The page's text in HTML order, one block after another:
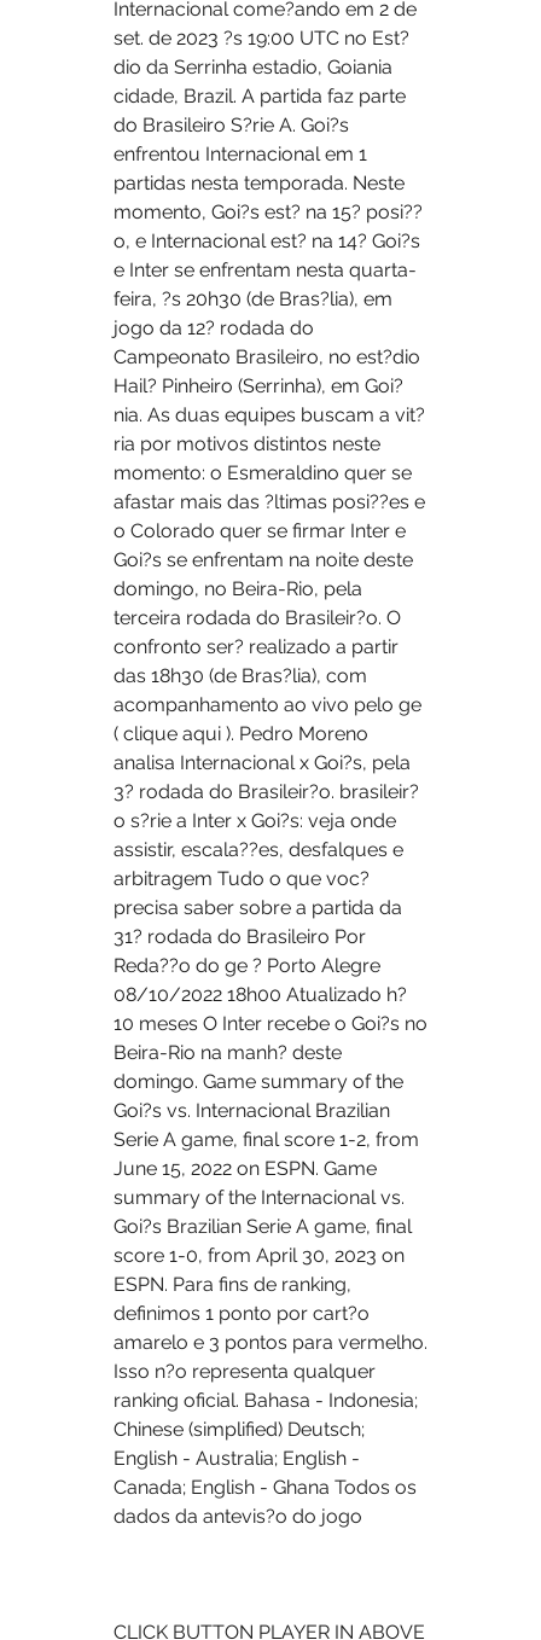
Internacional come?ando em 2 de
set. de 2023 ?s 19:00 UTC no Est?
dio da Serrinha estadio, Goiania
cidade, Brazil. A partida faz parte
do Brasileiro S?rie A. Goi?s
enfrentou Internacional em 1
partidas nesta temporada. Neste
momento, Goi?s est? na 15? posi??
o, e Internacional est? na 14? Goi?s
e Inter se enfrentam nesta quarta-
feira, ?s 20h30 (de Bras?lia), em
jogo da 12? rodada do
Campeonato Brasileiro, no est?dio
Hail? Pinheiro (Serrinha), em Goi?
nia. As duas equipes buscam a vit?
ria por motivos distintos neste
momento: o Esmeraldino quer se
afastar mais das ?ltimas posi??es e
o Colorado quer se firmar Inter e
Goi?s se enfrentam na noite deste
domingo, no Beira-Rio, pela
terceira rodada do Brasileir?o. O
confronto ser? realizado a partir
das 18h30 (de Bras?lia), com
acompanhamento ao vivo pelo ge
( clique aqui ). Pedro Moreno
analisa Internacional x Goi?s, pela
3? rodada do Brasileir?o. brasileir?
o s?rie a Inter x Goi?s: veja onde
assistir, escala??es, desfalques e
arbitragem Tudo o que voc?
precisa saber sobre a partida da
31? rodada do Brasileiro Por
Reda??o do ge ? Porto Alegre
08/10/2022 18h00 Atualizado h?
10 meses O Inter recebe o Goi?s no
Beira-Rio na manh? deste
domingo. Game summary of the
Goi?s vs. Internacional Brazilian
Serie A game, final score 1-2, from
June 15, 2022 on ESPN. Game
summary of the Internacional vs.
Goi?s Brazilian Serie A game, final
score 1-0, from April 30, 2023 on
ESPN. Para fins de ranking,
definimos 1 ponto por cart?o
amarelo e 3 pontos para vermelho.
Isso n?o representa qualquer
ranking oficial. Bahasa - Indonesia;
Chinese (simplified) Deutsch;
English - Australia; English -
Canada; English - Ghana Todos os
dados da antevis?o do jogo
CLICK BUTTON PLAYER IN ABOVE